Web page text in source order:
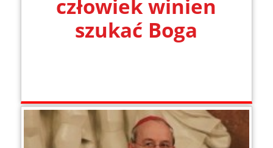
człowiek winien
szukać Boga